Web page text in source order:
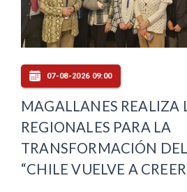
07-08-2026 09:00
MAGALLANES REALIZA
REGIONALES PARA LA
TRANSFORMACIÓN
“CHILE VUELVE A